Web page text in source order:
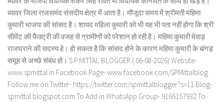
ब्यावर जिला राजसमंद संसदीय क्षेत्र में आता है। मौजूदा समय में श्रीमती महिमा
कुमारी भाजपा की सांसद है। शायद महिला कुमारी को भी यह भी पता नहीं होगा कि श्री
सीमेंट की फैक्ट्री की वजह से ग्रामीणों को परेशान हो रही है। महिमा कुमारी मेवाड़
राजघराने की सदस्य हे। हो सकता है कि सांसद होने के कारण महिमा कुमारी के बांगड़
समूह से अच्छे संबंध हो। S.P.MITTAL BLOGGER ( 06-08-2026) Website-
www.spmittal.in Facebook Page- www.facebook.com/SPMittalblog
Follow me on Twitter- https://twitter.com/spmittalblogger?s=11 Blog-
spmittal.blogspot.com To Add in WhatsApp Group- 9166157932 To